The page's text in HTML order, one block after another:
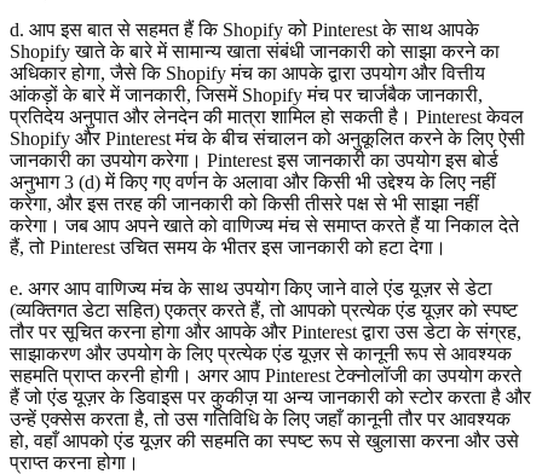
d. आप इस बात से सहमत हैं कि Shopify को Pinterest के साथ आपके
Shopify खाते के बारे में सामान्य खाता संबंधी जानकारी को साझा करने का
अधिकार होगा, जैसे कि Shopify मंच का आपके द्वारा उपयोग और वित्तीय
आंकड़ों के बारे में जानकारी, जिसमें Shopify मंच पर चार्जबैक जानकारी,
प्रतिदेय अनुपात और लेनदेन की मात्रा शामिल हो सकती है। Pinterest केवल
Shopify और Pinterest मंच के बीच संचालन को अनुकूलित करने के लिए ऐसी
जानकारी का उपयोग करेगा। Pinterest इस जानकारी का उपयोग इस बोर्ड
अनुभाग 3 (d) में किए गए वर्णन के अलावा और किसी भी उद्देश्य के लिए नहीं
करेगा, और इस तरह की जानकारी को किसी तीसरे पक्ष से भी साझा नहीं
करेगा। जब आप अपने खाते को वाणिज्य मंच से समाप्त करते हैं या निकाल देते
हैं, तो Pinterest उचित समय के भीतर इस जानकारी को हटा देगा।
e. अगर आप वाणिज्य मंच के साथ उपयोग किए जाने वाले एंड यूज़र से डेटा
(व्यक्तिगत डेटा सहित) एकत्र करते हैं, तो आपको प्रत्येक एंड यूज़र को स्पष्ट
तौर पर सूचित करना होगा और आपके और Pinterest द्वारा उस डेटा के संग्रह,
साझाकरण और उपयोग के लिए प्रत्येक एंड यूज़र से कानूनी रूप से आवश्यक
सहमति प्राप्त करनी होगी। अगर आप Pinterest टेक्नोलॉजी का उपयोग करते
हैं जो एंड यूज़र के डिवाइस पर कुकीज़ या अन्य जानकारी को स्टोर करता है और
उन्हें एक्सेस करता है, तो उस गतिविधि के लिए जहाँ कानूनी तौर पर आवश्यक
हो, वहाँ आपको एंड यूज़र की सहमति का स्पष्ट रूप से खुलासा करना और उसे
प्राप्त करना होगा।